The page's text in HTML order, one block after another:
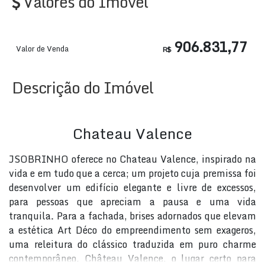
R$906.831,77
Valor de Venda
Descrição do Imóvel
Chateau Valence
JSOBRINHO oferece no Chateau Valence, inspirado na
vida e em tudo que a cerca; um projeto cuja premissa foi
desenvolver um edifício elegante e livre de excessos,
para pessoas que apreciam a pausa e uma vida
tranquila. Para a fachada, brises adornados que elevam
a estética Art Déco do empreendimento sem exageros,
uma releitura do clássico traduzida em puro charme
contemporâneo. Château Valence, o lugar certo para